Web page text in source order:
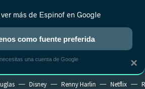
REALITY ANIME RANKINGS CINE
Disney Renny Harlin Netflix
×
más de Espinof en Google
como fuente preferida
una cuenta de Google